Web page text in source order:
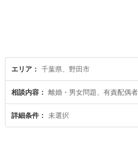
エリア 千葉県、野田市
相談内容 離婚・男女問題、有責配偶者
詳細条件 未選択